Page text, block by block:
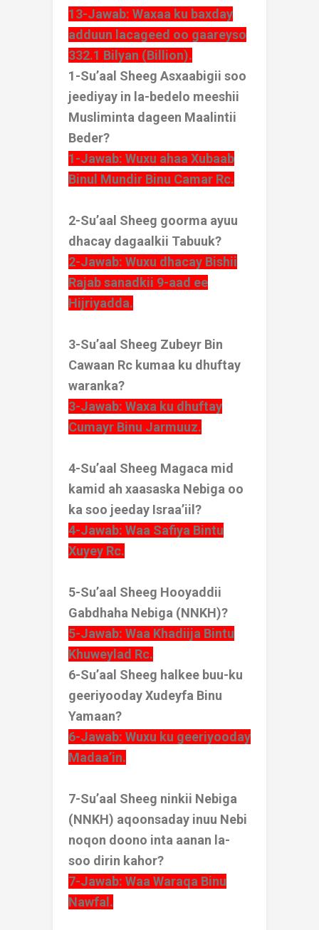
13-Jawab: Waxaa ku baxday
adduun lacageed oo gaareyso
332.1 Bilyan (Billion).
1-Su’aal Sheeg Asxaabigii soo
jeediyay in la-bedelo meeshii
Musliminta dageen Maalintii
Beder?
1-Jawab: Wuxu ahaa Xubaab
Binul Mundir Binu Camar Rc.
2-Su’aal Sheeg goorma ayuu
dhacay dagaalkii Tabuuk?
2-Jawab: Wuxu dhacay Bishii
Rajab sanadkii 9-aad ee
Hijriyadda.
3-Su’aal Sheeg Zubeyr Bin
Cawaan Rc kumaa ku dhuftay
waranka?
3-Jawab: Waxa ku dhuftay
Cumayr Binu Jarmuuz.
4-Su’aal Sheeg Magaca mid
kamid ah xaasaska Nebiga oo
ka soo jeeday Israa’iil?
4-Jawab: Waa Safiya Bintu
Xuyey Rc.
5-Su’aal Sheeg Hooyaddii
Gabdhaha Nebiga (NNKH)?
5-Jawab: Waa Khadiija Bintu
Khuweylad Rc.
6-Su’aal Sheeg halkee buu-ku
geeriyooday Xudeyfa Binu
Yamaan?
6-Jawab: Wuxu ku geeriyooday
Madaa’in.
7-Su’aal Sheeg ninkii Nebiga
(NNKH) aqoonsaday inuu Nebi
noqon doono inta aanan la-
soo dirin kahor?
7-Jawab: Waa Waraqa Binu
Nawfal.